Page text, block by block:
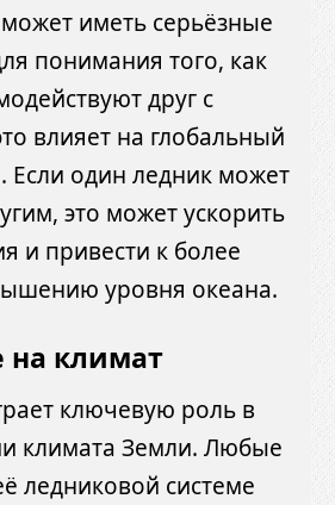
иметь серьёзные
понимания того, как
друг с
влияет на глобальный
Если один ледник может
это может ускорить
и привести к более
уровня океана.
на климат
ключевую роль в
климата Земли. Любые
ледниковой системе